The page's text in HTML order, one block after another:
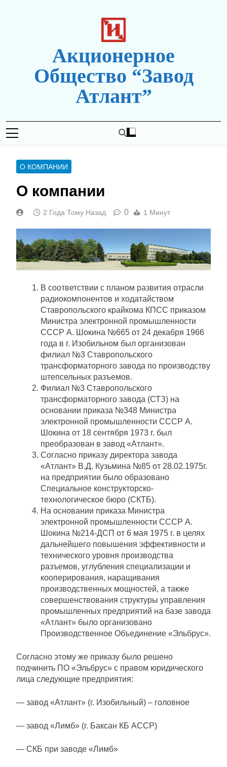
Акционерное
Общество “Завод
Атлант”
О КОМПАНИИ
О компании
2 Года Тому Назад 0 1 Минут
В соответствии с планом развития отрасли
радиокомпонентов и ходатайством
Ставропольского крайкома КПСС приказом
Министра электронной промышленности
СССР А. Шокина №665 от 24 декабря 1966
года в г. Изобильном был организован
филиал №3 Ставропольского
трансформаторного завода по производству
штепсельных разъемов.
Филиал №3 Ставропольского
трансформаторного завода (СТЗ) на
основании приказа №348 Министра
электронной промышленности СССР А.
Шокина от 18 сентября 1973 г. был
преобразован в завод «Атлант».
Согласно приказу директора завода
«Атлант» В.Д. Кузьмина №85 от 28.02.1975г.
на предприятии было образовано
Специальное конструкторско-
технологическое бюро (СКТБ).
На основании приказа Министра
электронной промышленности СССР А.
Шокина №214-ДСП от 6 мая 1975 г. в целях
дальнейшего повышения эффективности и
технического уровня производства
разъемов, углубления специализации и
кооперирования, наращивания
производственных мощностей, а также
совершенствования структуры управления
промышленных предприятий на базе завода
«Атлант» было организовано
Производственное Объединение «Эльбрус».
Согласно этому же приказу было решено
подчинить ПО «Эльбрус» с правом юридического
лица следующие предприятия:
— завод «Атлант» (г. Изобильный) – головное
— завод «Лимб» (г. Баксан КБ АССР)
— СКБ при заводе «Лимб»